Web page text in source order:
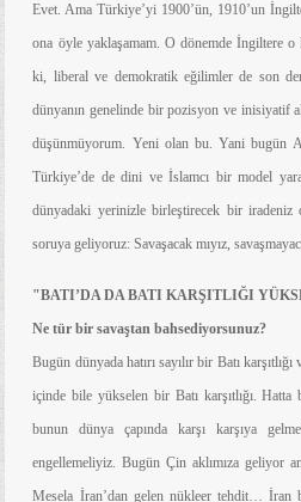
Evet. Ama Türkiye’yi 1900’ün, 1910’un
ona öyle yaklaşamam. O dönemde İngiltere
ki, liberal ve demokratik eğilimler de son
dünyanın genelinde bir pozisyon ve inisiyatif
düşünmüyorum. Yeni olan bu. Yani bugün
Türkiye’de de dini ve İslamcı bir model
dünyadaki yerinizle birleştirecek bir iradeniz
soruya geliyoruz: Savaşacak mıyız,
"BATI’DA DA BATI KARŞITLIĞI
Ne tür bir savaştan bahsediyorsunuz?
Bugün dünyada hatırı sayılır bir Batı
içinde bile yükselen bir Batı karşıtlığı. Hatta
bunun dünya çapında karşı karşıya
engellemeliyiz. Bugün Çin aklımıza geliyor
Mesela İran’dan gelen nükleer tehdit…